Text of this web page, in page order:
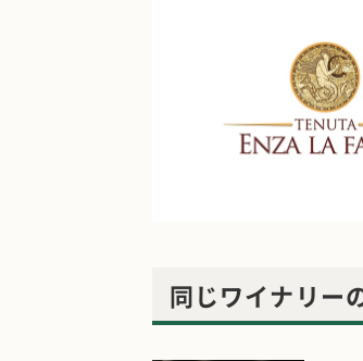
同じワイナリー